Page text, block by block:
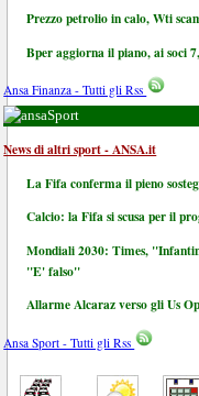
Prezzo petrolio in calo, Wti
Bper aggiorna il piano, ai soci
Ansa Finanza - Tutti gli Rss
Sport
News di altri sport - ANSA.it
La Fifa conferma il pieno
Calcio: la Fifa si scusa per il
Mondiali 2030: Times,
"E' falso"
Allarme Alcaraz verso gli Us
Ansa Sport - Tutti gli Rss